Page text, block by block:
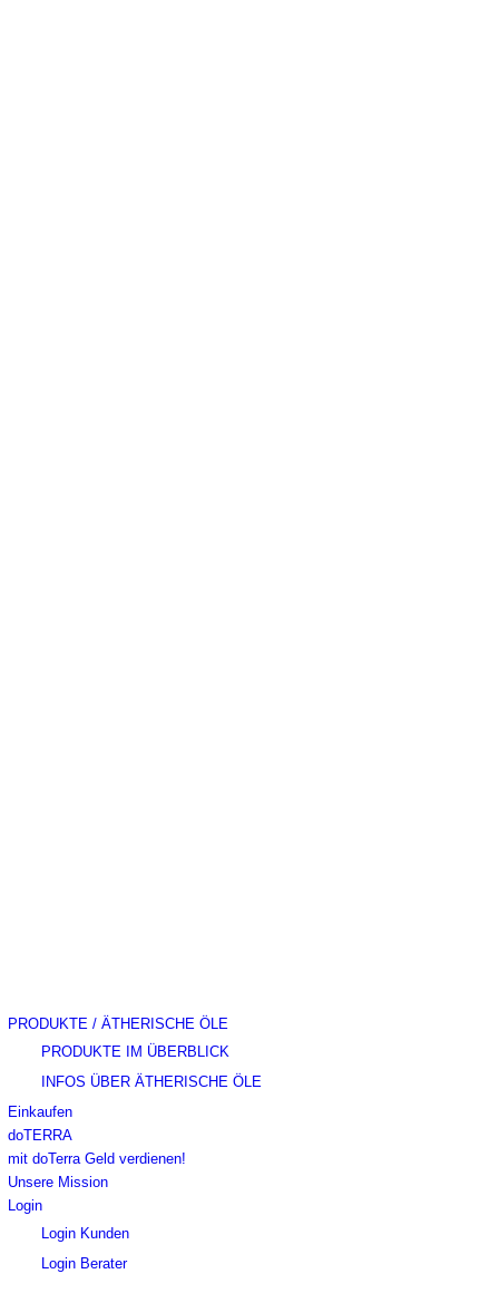
PRODUKTE / ÄTHERISCHE ÖLE
PRODUKTE IM ÜBERBLICK
INFOS ÜBER ÄTHERISCHE ÖLE
Einkaufen
doTERRA
mit doTerra Geld verdienen!
Unsere Mission
Login
Login Kunden
Login Berater